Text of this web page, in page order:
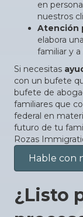
en
nuestros
Atención
elabora
familiar y
Si necesitas
con un bufete
bufete de
familiares que
federal en
futuro de tu
Rozas
Hable con
¿Listo